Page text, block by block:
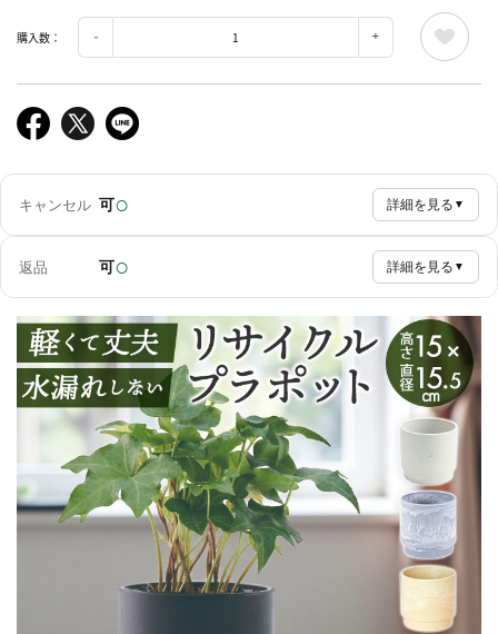
購入数：
キャンセル 可○ 詳細を見る ▼
返品 可○ 詳細を見る ▼